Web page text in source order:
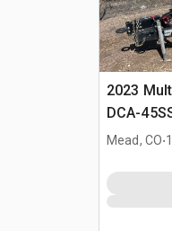
2023
DCA-
Mead, CO.